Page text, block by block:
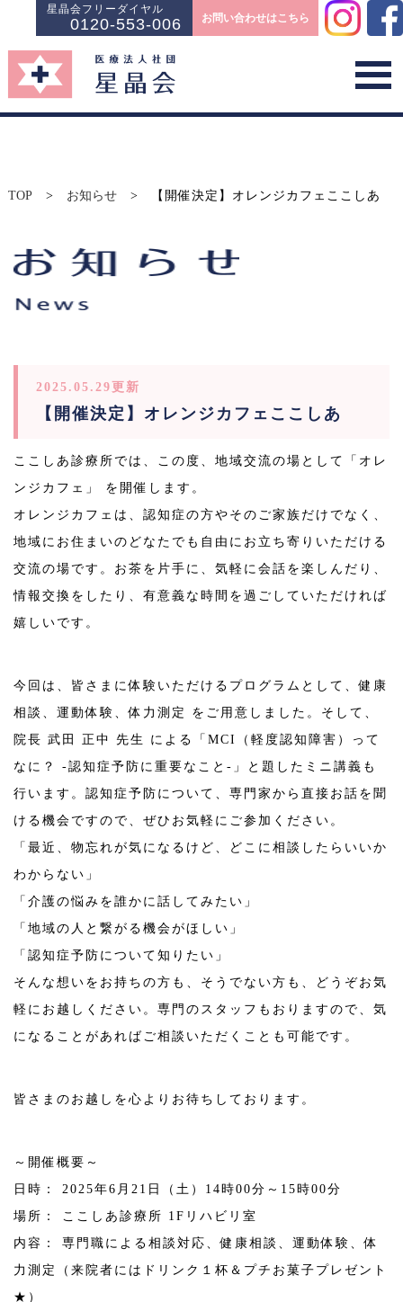
星晶会フリーダイヤル
0120-553-006 お問い合わせはこちら
TOP > お知らせ > 【開催決定】オレンジカフェここしあ
2025.05.29更新
【開催決定】オレンジカフェここしあ
ここしあ診療所では、この度、地域交流の場として「オレ
ンジカフェ」 を開催します。
オレンジカフェは、認知症の方やそのご家族だけでなく、
地域にお住まいのどなたでも自由にお立ち寄りいただける
交流の場です。お茶を片手に、気軽に会話を楽しんだり、
情報交換をしたり、有意義な時間を過ごしていただければ
嬉しいです。
今回は、皆さまに体験いただけるプログラムとして、健康
相談、運動体験、体力測定
をご用意しました。そして、
院長 武田 正中 先生
による「MCI（軽度認知障害）って
なに？ -認知症予防に重要なこと- 」と題したミニ講義も
行います。認知症予防について、専門家から直接お話を聞
ける機会ですので、ぜひお気軽にご参加ください。
「最近、物忘れが気になるけど、どこに相談したらいいか
わからない」
「介護の悩みを誰かに話してみたい」
「地域の人と繋がる機会がほしい」
「認知症予防について知りたい」
そんな想いをお持ちの方も、そうでない方も、どうぞお気
軽にお越しください。専門のスタッフもおりますので、気
になることがあればご相談いただくことも可能です。
皆さまのお越しを心よりお待ちしております。
～開催概要～
日時： 2025年6月21日（土）14時00分～15時00分
場所： ここしあ診療所 1Fリハビリ室
内容： 専門職による相談対応、健康相談、運動体験、体
力測定（来院者にはドリンク１杯＆プチお菓子プレゼント
★）